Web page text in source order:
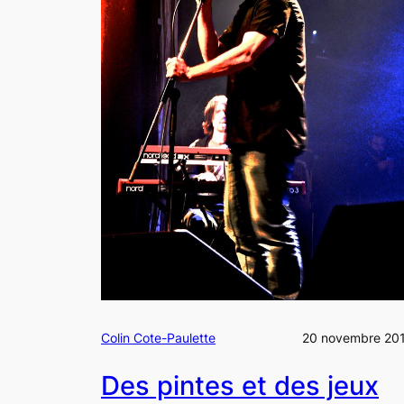
Colin Cote-Paulette 20 novembre
Des pintes et des jeux